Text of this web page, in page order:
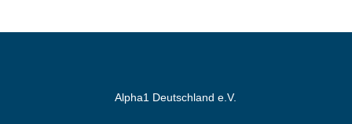
Alpha1 Deutschland e.V.